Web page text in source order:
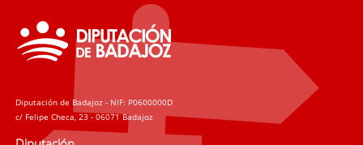
Diputación de Badajoz - NIF: P0600000D
c/ Felipe Checa, 23 - 06071 Badajoz